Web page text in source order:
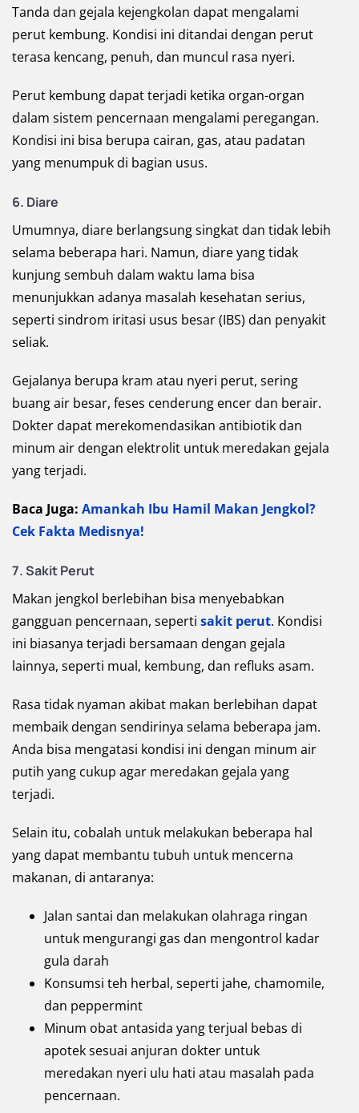
Tanda dan gejala kejengkolan dapat mengalami
perut kembung. Kondisi ini ditandai dengan perut
terasa kencang, penuh, dan muncul rasa nyeri.
Perut kembung dapat terjadi ketika organ-organ
dalam sistem pencernaan mengalami peregangan.
Kondisi ini bisa berupa cairan, gas, atau padatan
yang menumpuk di bagian usus.
6. Diare
Umumnya, diare berlangsung singkat dan tidak lebih
selama beberapa hari. Namun, diare yang tidak
kunjung sembuh dalam waktu lama bisa
menunjukkan adanya masalah kesehatan serius,
seperti sindrom iritasi usus besar (IBS) dan penyakit
seliak.
Gejalanya berupa kram atau nyeri perut, sering
buang air besar, feses cenderung encer dan berair.
Dokter dapat merekomendasikan antibiotik dan
minum air dengan elektrolit untuk meredakan gejala
yang terjadi.
Baca Juga: Amankah Ibu Hamil Makan Jengkol?
Cek Fakta Medisnya!
7. Sakit Perut
Makan jengkol berlebihan bisa menyebabkan
gangguan pencernaan, seperti sakit perut. Kondisi
ini biasanya terjadi bersamaan dengan gejala
lainnya, seperti mual, kembung, dan refluks asam.
Rasa tidak nyaman akibat makan berlebihan dapat
membaik dengan sendirinya selama beberapa jam.
Anda bisa mengatasi kondisi ini dengan minum air
putih yang cukup agar meredakan gejala yang
terjadi.
Selain itu, cobalah untuk melakukan beberapa hal
yang dapat membantu tubuh untuk mencerna
makanan, di antaranya:
Jalan santai dan melakukan olahraga ringan
untuk mengurangi gas dan mengontrol kadar
gula darah
Konsumsi teh herbal, seperti jahe, chamomile,
dan peppermint
Minum obat antasida yang terjual bebas di
apotek sesuai anjuran dokter untuk
meredakan nyeri ulu hati atau masalah pada
pencernaan.